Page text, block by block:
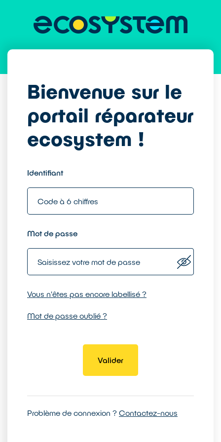
Bienvenue sur le
portail réparateur
ecosystem !
Identifiant
Mot de passe
Vous n'êtes pas encore labellisé ?
Mot de passe oublié ?
Problème de connexion ? Contactez-nous